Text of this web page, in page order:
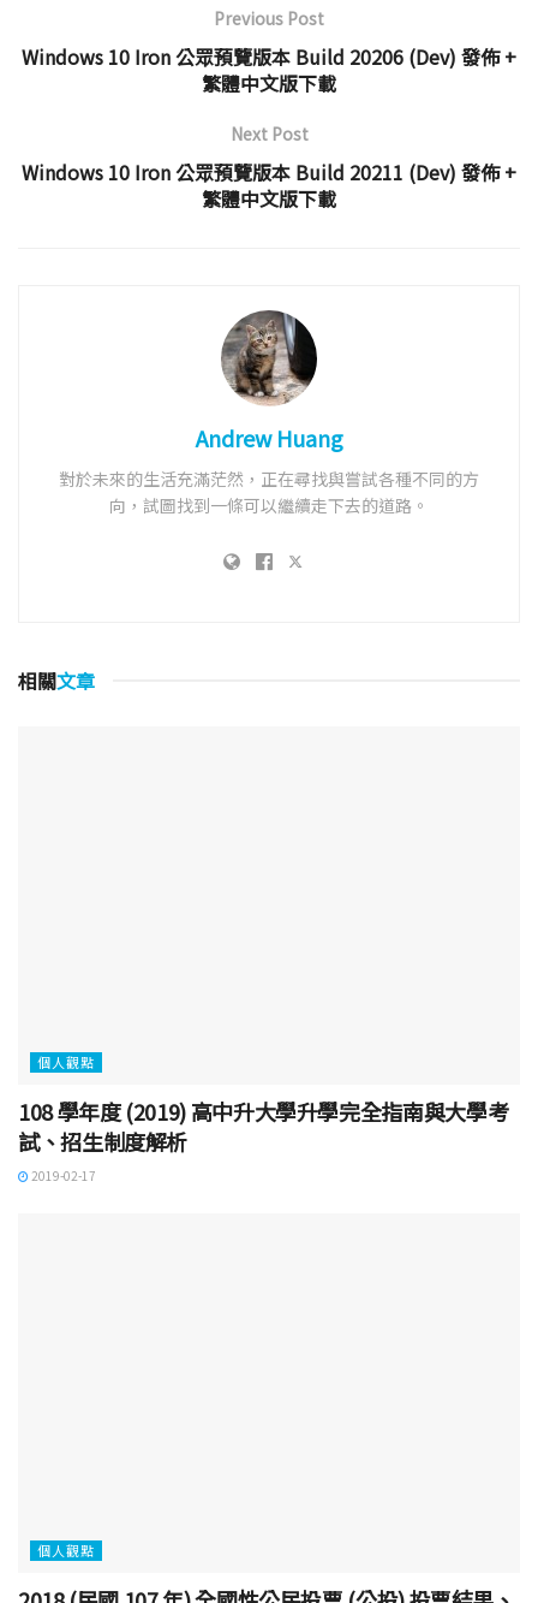
Previous Post
Windows 10 Iron 公眾預覽版本 Build 20206 (Dev) 發佈 +
繁體中文版下載
Next Post
Windows 10 Iron 公眾預覽版本 Build 20211 (Dev) 發佈 +
繁體中文版下載
Andrew Huang
對於未來的生活充滿茫然，正在尋找與嘗試各種不同的方
向，試圖找到一條可以繼續走下去的道路。
相關文章
個人觀點
108 學年度 (2019) 高中升大學升學完全指南與大學考
試、招生制度解析
2019-02-17
個人觀點